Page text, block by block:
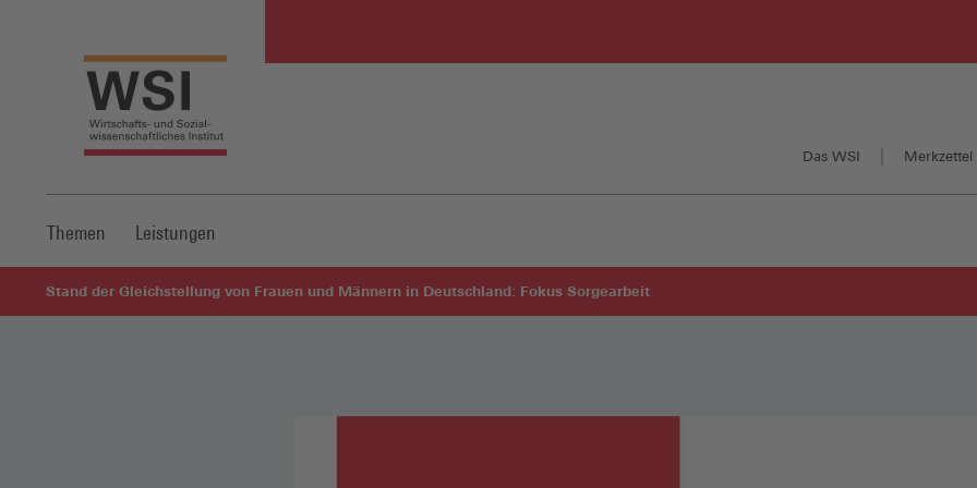
Das WSI Merkzettel
Themen Leistungen
Stand der Gleichstellung von Frauen und Männern in Deutschland: Fokus Sorgearbeit